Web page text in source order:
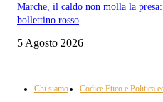
Marche, il caldo non molla la
bollettino rosso
5 Agosto 2026
Chi siamo Codice Etico e Politica